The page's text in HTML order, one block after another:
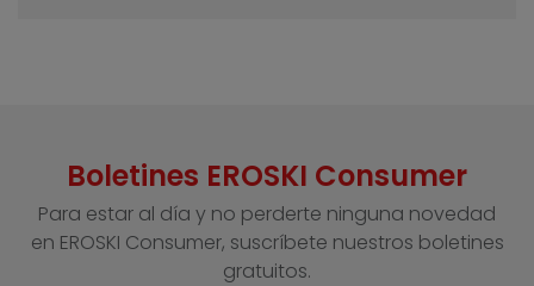
Boletines EROSKI Consumer
Para estar al día y no perderte ninguna novedad
en EROSKI Consumer, suscríbete nuestros boletines
gratuitos.